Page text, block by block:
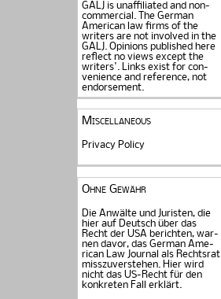
GALJ is unaffiliated and non-
commercial. The Ger­man
American law firms of the
writers are not in­volved in the
GALJ. Opi­nions published here
reflect no views except the
writers'. Links exist for con­
venience and refe­rence, not
endorse­ment.
Miscellaneous
Privacy Policy
Ohne Gewähr
Die Anwälte und Juristen, die
hier auf Deutsch über das
Recht der USA be­rich­ten, war­
nen davor, das German Ame­
rican Law Journal als Rechts­rat
miss­zu­verstehen. Hier wird
nicht das US-Recht für den
konkreten Fall er­klärt.